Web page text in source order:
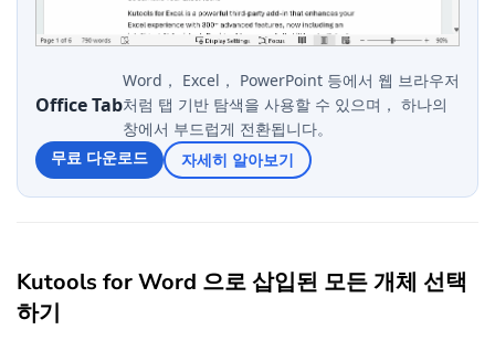
Office Tab
Word， Excel， PowerPoint 등에서 웹 브라우저
처럼 탭 기반 탐색을 사용할 수 있으며， 하나의
창에서 부드럽게 전환됩니다。
무료 다운로드
자세히 알아보기
Kutools for Word 으로 삽입된 모든 개체 선택
하기